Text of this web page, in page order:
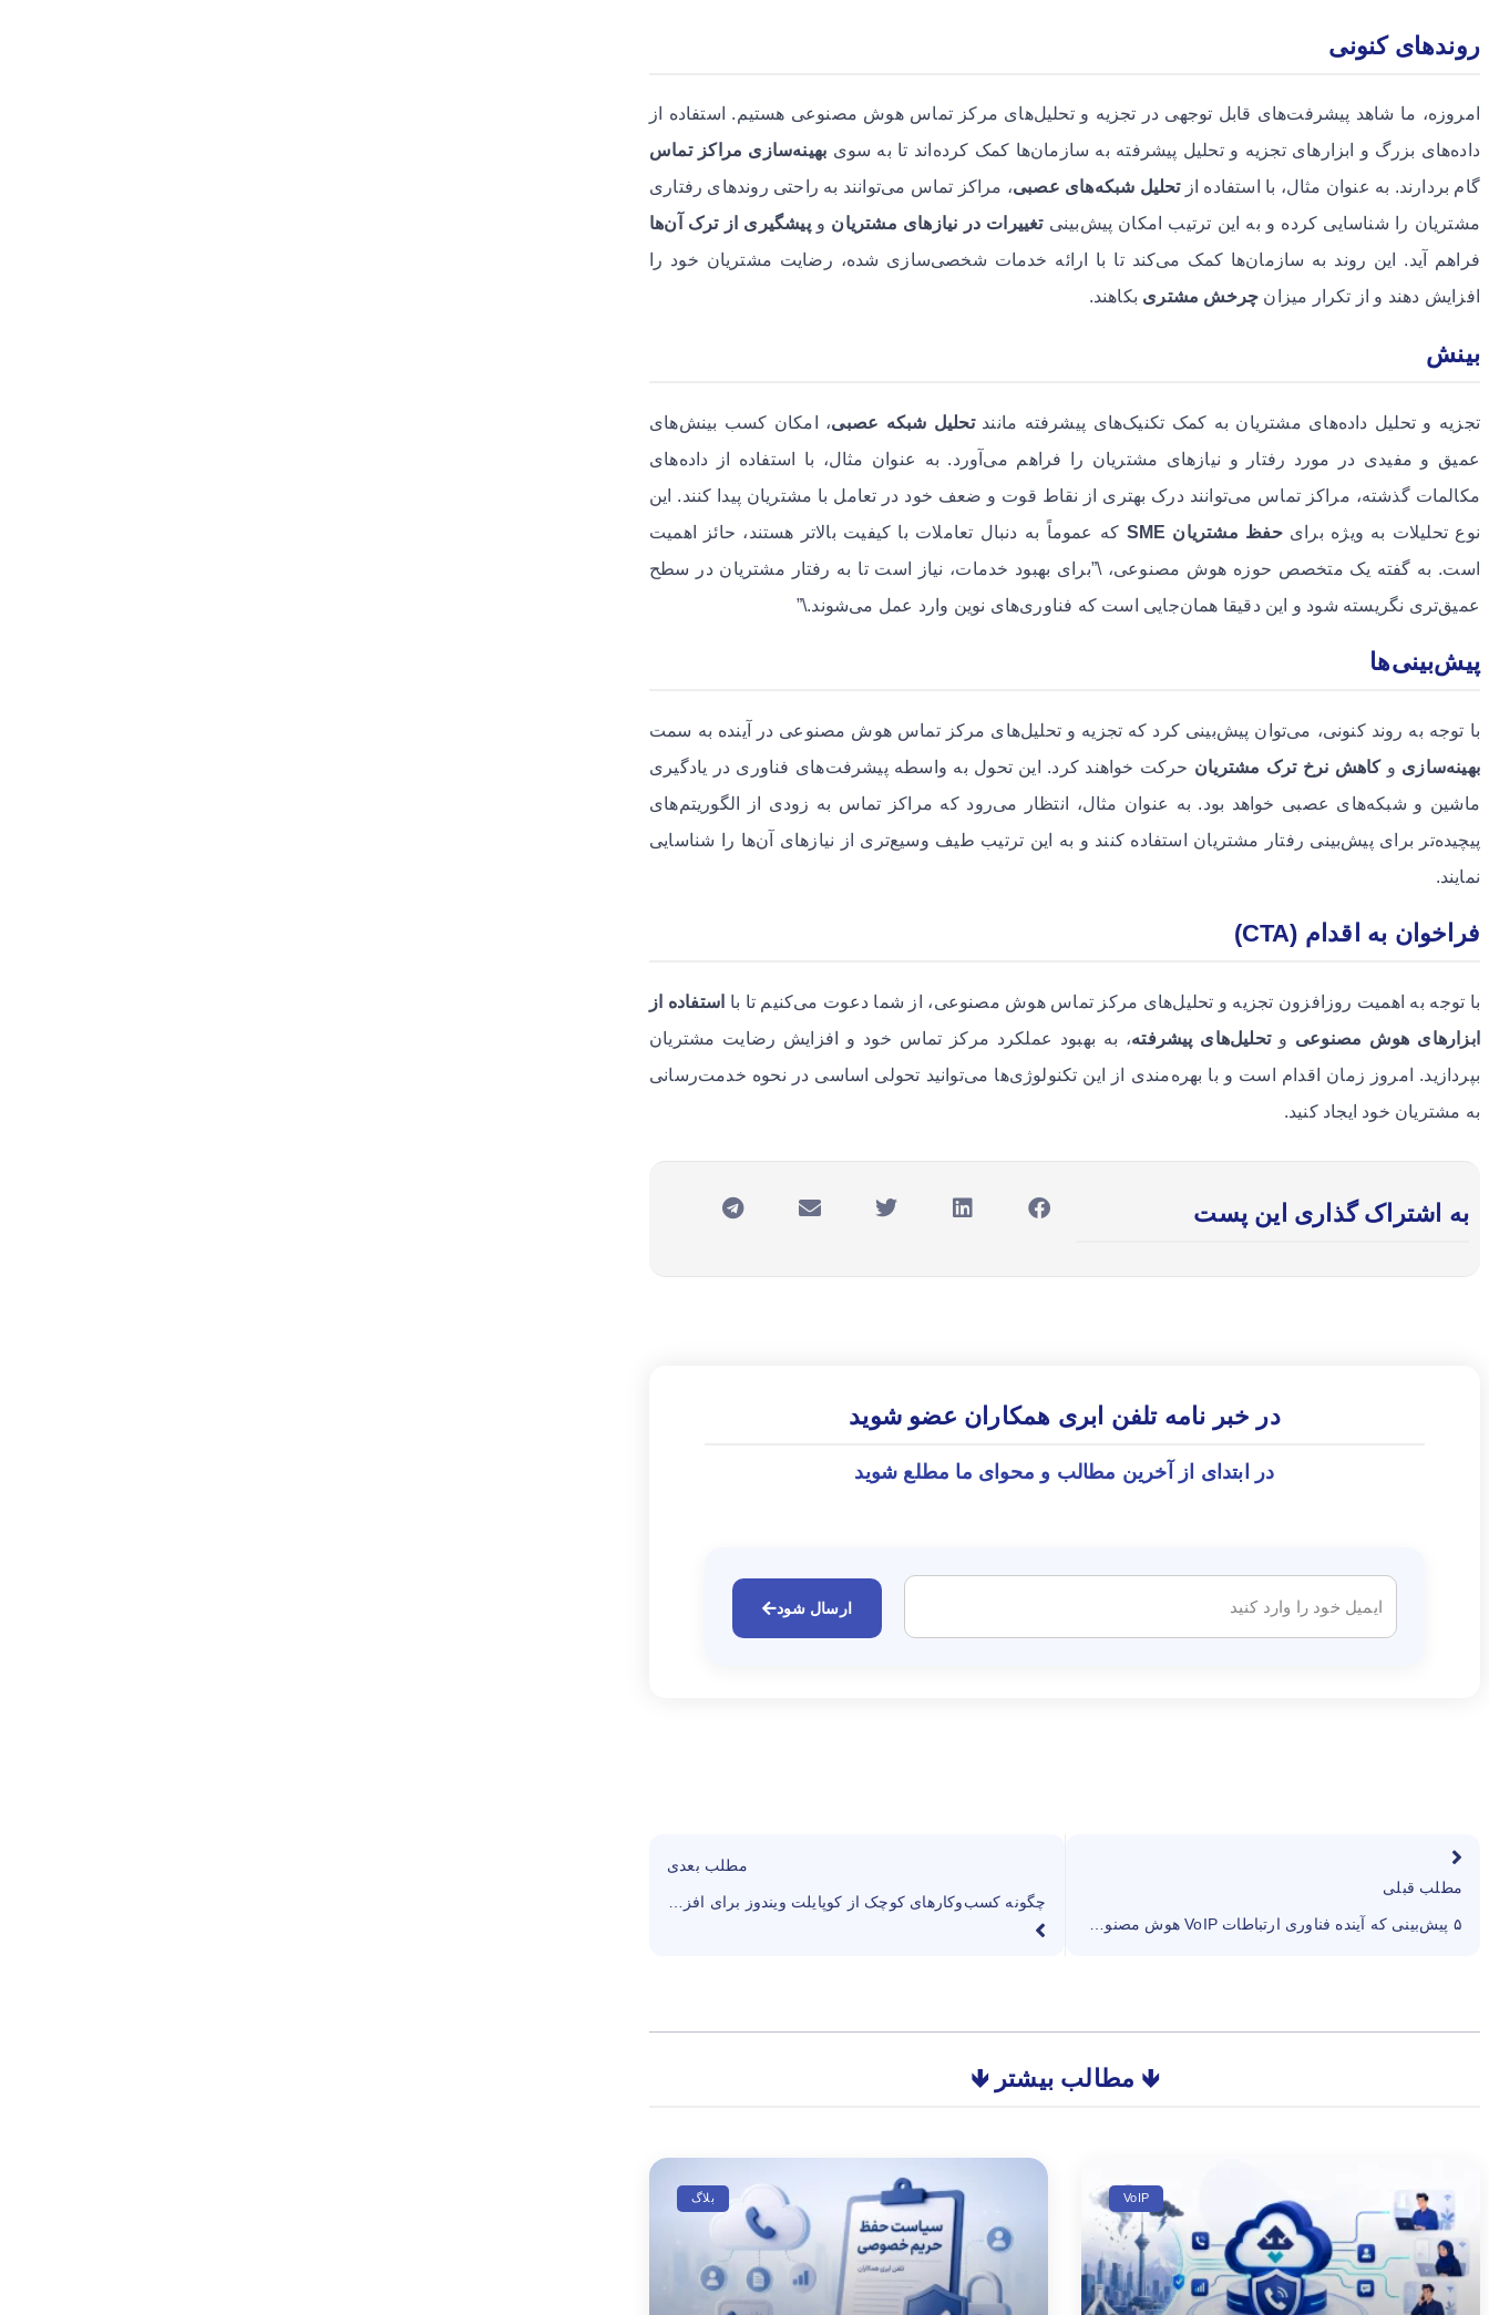
روندهای کنونی
امروزه، ما شاهد پیشرفت‌های قابل توجهی در تجزیه و تحلیل‌های مرکز تماس هوش مصنوعی هستیم. استفاده از
داده‌های بزرگ و ابزارهای تجزیه و تحلیل پیشرفته به سازمان‌ها کمک کرده‌اند تا به سوی بهینه‌سازی مراکز تماس
گام بردارند. به عنوان مثال، با استفاده ازتحلیل شبکه‌های عصبی، مراکز تماس می‌توانند به راحتی روندهای رفتاری
مشتریان را شناسایی کرده و به این ترتیب امکان پیش‌بینیتغییرات در نیازهای مشتریان وپیشگیری از ترک آن‌ها
فراهم آید. این روند به سازمان‌ها کمک می‌کند تا با ارائه خدمات شخصی‌سازی شده، رضایت مشتریان خود را
افزایش دهند و از تکرار میزان چرخش مشتری بکاهند.
بینش
تجزیه و تحلیل داده‌های مشتریان به کمک تکنیک‌های پیشرفته مانندتحلیل شبکه عصبی، امکان کسب بینش‌های
عمیق و مفیدی در مورد رفتار و نیازهای مشتریان را فراهم می‌آورد. به عنوان مثال، با استفاده از داده‌های
مکالمات گذشته، مراکز تماس می‌توانند درک بهتری از نقاط قوت و ضعف خود در تعامل با مشتریان پیدا کنند. این
نوع تحلیلات به ویژه برایحفظ مشتریان SME
که عموماً به دنبال تعاملات با کیفیت بالاتر هستند، حائز اهمیت
است. به گفته یک متخصص حوزه هوش مصنوعی، \”برای بهبود خدمات، نیاز است تا به رفتار مشتریان در سطح
عمیق‌تری نگریسته شود و این دقیقا همان‌جایی است که فناوری‌های نوین وارد عمل می‌شوند.\”
پیش‌بینی‌ها
با توجه به روند کنونی، می‌توان پیش‌بینی کرد که تجزیه و تحلیل‌های مرکز تماس هوش مصنوعی در آینده به سمت
بهینه‌سازی وکاهش نرخ ترک مشتریان حرکت خواهند کرد. این تحول به واسطه پیشرفت‌های فناوری در یادگیری
ماشین و شبکه‌های عصبی خواهد بود. به عنوان مثال، انتظار می‌رود که مراکز تماس به زودی از الگوریتم‌های
پیچیده‌تر برای پیش‌بینی رفتار مشتریان استفاده کنند و به این ترتیب طیف وسیع‌تری از نیازهای آن‌ها را شناسایی
نمایند.
فراخوان به اقدام (CTA)
با توجه به اهمیت روزافزون تجزیه و تحلیل‌های مرکز تماس هوش مصنوعی، از شما دعوت می‌کنیم تا با استفاده از
ابزارهای هوش مصنوعی وتحلیل‌های پیشرفته، به بهبود عملکرد مرکز تماس خود و افزایش رضایت مشتریان
بپردازید. امروز زمان اقدام است و با بهره‌مندی از این تکنولوژی‌ها می‌توانید تحولی اساسی در نحوه خدمت‌رسانی
به مشتریان خود ایجاد کنید.
به اشتراک گذاری این پست
در خبر نامه تلفن ابری همکاران عضو شوید
در ابتدای از آخرین مطالب و محوای ما مطلع شوید
ارسال شود
مطلب قبلی
مطلب بعدی
🡻 مطالب بیشتر 🡻
VoIP بلاگ